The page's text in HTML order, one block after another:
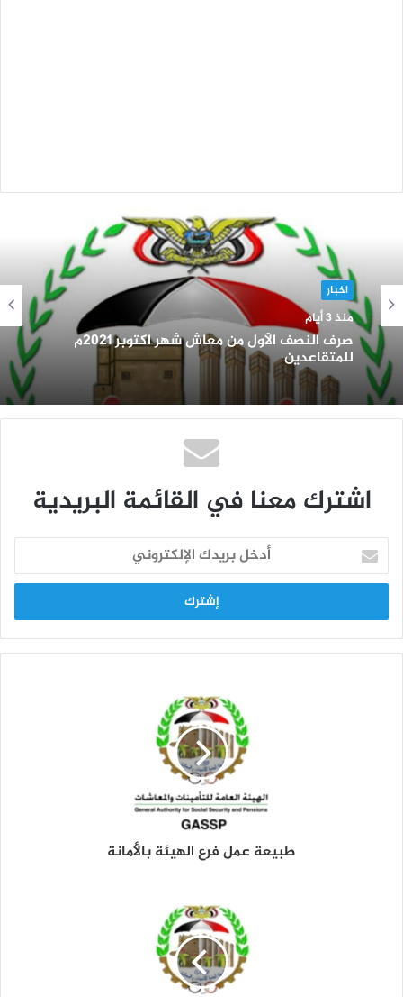
اخبار
منذ 3 أيام
صرف النصف الأول من معاش شهر اكتوبر 2021م
للمتقاعدين
اشترك معنا في القائمة البريدية
خ
ب
ر
ي
طبيعة عمل فرع الهيئة بالأمانة